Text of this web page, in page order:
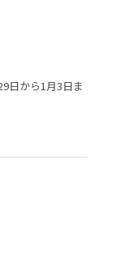
日から1月3日ま